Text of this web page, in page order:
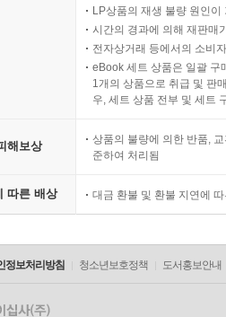
LP상품의 재생 불량 원인
시간의 경과에 의해 재판매
전자상거래 등에서의 소비
eBook 세트 상품은 일괄 구
1개의 상품으로 취급 및 판
우, 세트 상품 전부 및 세트
해보상
상품의 불량에 의한 반품,
준하여 처리됨
따른 배상 대금 환불 및 환불 지연에
정보처리방침 청소년보호정책 도서홍보안내